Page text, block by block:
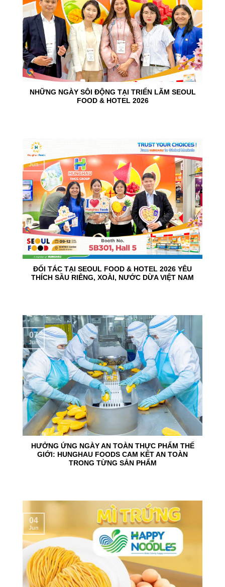
NHỮNG NGÀY SÔI ĐỘNG TẠI TRIỂN LÃM SEOUL
FOOD & HOTEL 2026
ĐỐI TÁC TẠI SEOUL FOOD & HOTEL 2026 YÊU
THÍCH SẦU RIÊNG, XOÀI, NƯỚC DỪA VIỆT NAM
10
Jun
HƯỞNG ỨNG NGÀY AN TOÀN THỰC PHẨM THẾ
GIỚI: HUNGHAU FOODS CAM KẾT AN TOÀN
TRONG TỪNG SẢN PHẨM
07
Jun
04
Jun